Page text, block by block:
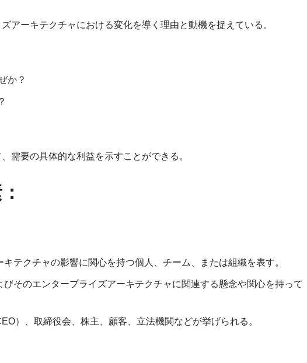
アーキテクチャにおける変化を導く理由と動機を捉えている。
か？
需要の具体的な利益を示すことができる。
キテクチャの影響に関心を持つ個人、チーム、または組織を表す。
そのエンタープライズアーキテクチャに関連する懸念や関心を持って
）、取締役会、株主、顧客、立法機関などが挙げられる。